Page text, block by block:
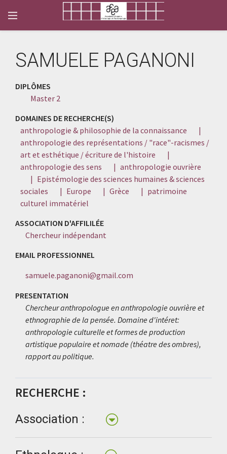
SAMUELE PAGANONI
DIPLÔMES
Master 2
DOMAINES DE RECHERCHE(S)
anthropologie & philosophie de la connaissance
|
anthropologie des représentations / "race"-racismes /
art et esthétique / écriture de l'histoire
|
anthropologie des sens
| anthropologie ouvrière
| Epistémologie des sciences humaines & sciences
sociales
| Europe | Grèce | patrimoine
culturel immatériel
ASSOCIATION D'AFFILILÉE
Chercheur indépendant
EMAIL PROFESSIONNEL
samuele.paganoni@gmail.com
PRESENTATION
Chercheur anthropologue en anthropologie ouvrière et
ethnographie de la pensée. Domaine d'intéret:
anthropologie culturelle et formes de production
artistique populaire et nomade (théatre des ombres),
rapport au politique.
RECHERCHE :
Association :